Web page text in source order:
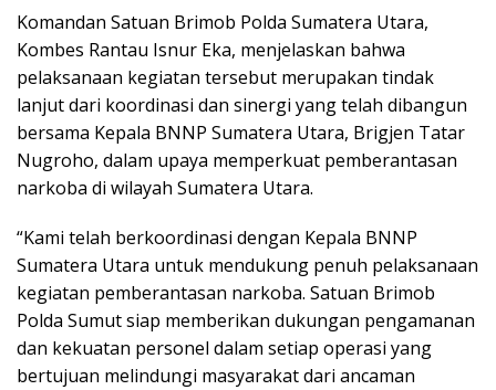
Komandan Satuan Brimob Polda Sumatera Utara,
Kombes Rantau Isnur Eka, menjelaskan bahwa
pelaksanaan kegiatan tersebut merupakan tindak
lanjut dari koordinasi dan sinergi yang telah dibangun
bersama Kepala BNNP Sumatera Utara, Brigjen Tatar
Nugroho, dalam upaya memperkuat pemberantasan
narkoba di wilayah Sumatera Utara.
“Kami telah berkoordinasi dengan Kepala BNNP
Sumatera Utara untuk mendukung penuh pelaksanaan
kegiatan pemberantasan narkoba. Satuan Brimob
Polda Sumut siap memberikan dukungan pengamanan
dan kekuatan personel dalam setiap operasi yang
bertujuan melindungi masyarakat dari ancaman